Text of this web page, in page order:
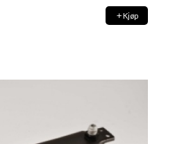
Kjøp